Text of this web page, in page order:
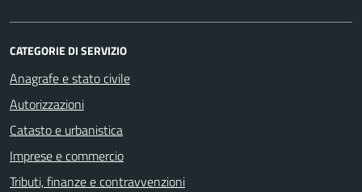
CATEGORIE DI SERVIZIO
Anagrafe e stato civile
Autorizzazioni
Catasto e urbanistica
Imprese e commercio
Tributi, finanze e contravvenzioni